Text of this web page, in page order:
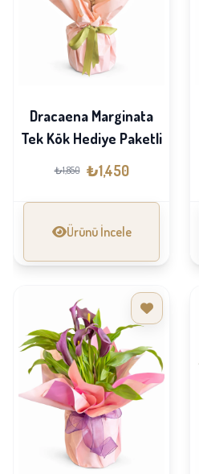
Dracaena Marginata
Tek Kök Hediye Paketli
₺1,850 ₺1,450
Ürünü İncele